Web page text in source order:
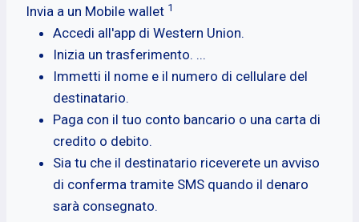
Invia a un Mobile wallet 1
Accedi all'app di Western Union.
Inizia un trasferimento. ...
Immetti il nome e il numero di cellulare del
destinatario.
Paga con il tuo conto bancario o una carta di
credito o debito.
Sia tu che il destinatario riceverete un avviso
di conferma tramite SMS quando il denaro
sarà consegnato.